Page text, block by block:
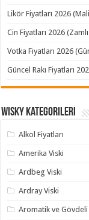
Likör Fiyatları 2026
Cin Fiyatları 2026
Votka Fiyatları 2026
Güncel Rakı Fiyatları
Wisky Kategorileri
Alkol Fiyatları
Amerika Viski
Ardbeg Viski
Ardray Viski
Aromatik ve Gövdeli